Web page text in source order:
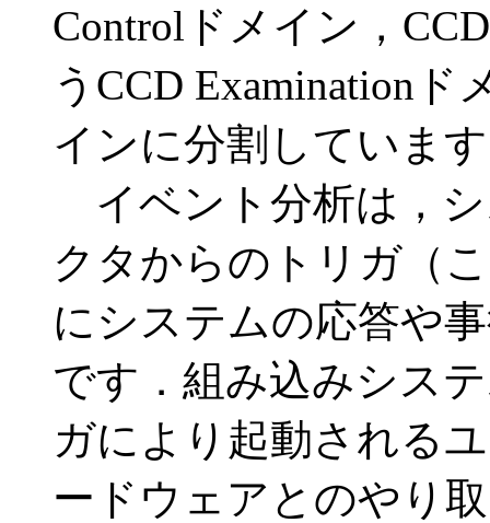
Controlドメイン，
うCCD Examination
インに分割していま
イベント分析は，
クタからのトリガ（
にシステムの応答や
です．組み込みシス
ガにより起動される
ードウェアとのやり